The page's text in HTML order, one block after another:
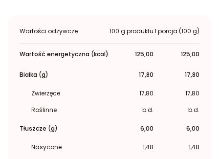
Wartości odżywcze 100 g produktu1 porcja (100 g)
Wartość energetyczna (kcal) 125,00 125,00
Białka (g) 17,80 17,80
Zwierzęce 17,80
17,80
Roślinne
b.d. b.d.
Tłuszcze (g) 6,00 6,00
Nasycone 1,48
1,48